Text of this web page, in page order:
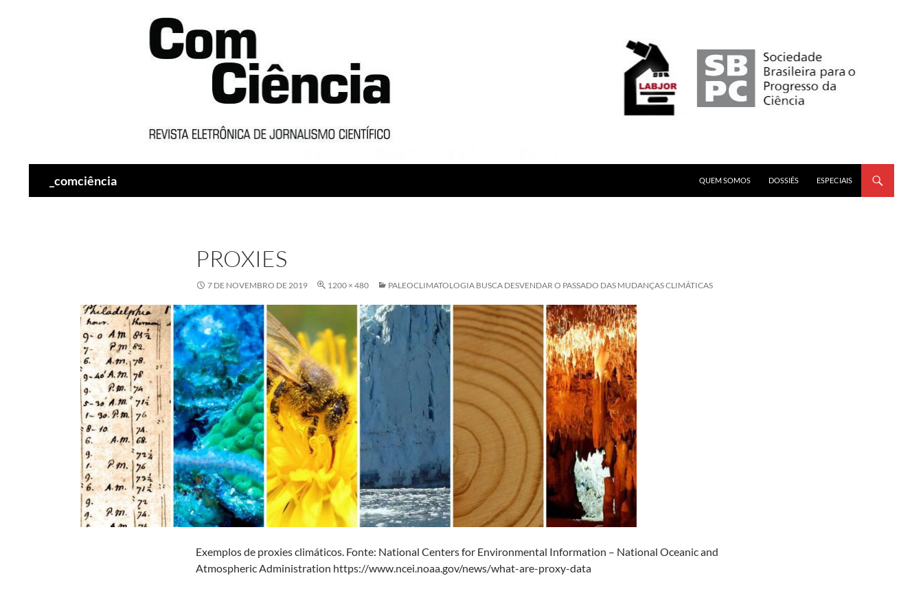
_comciência
QUEM SOMOS
DOSSIÊS ESPECIAIS
PROXIES
7 DE NOVEMBRO DE 2019 1200 × 480 PALEOCLIMATOLOGIA BUSCA DESVENDAR O PASSADO DAS MUDANÇAS CLIMÁTICAS
Exemplos de proxies climáticos. Fonte: National Centers for Environmental Information – National Oceanic and
Atmospheric Administration https://www.ncei.noaa.gov/news/what-are-proxy-data